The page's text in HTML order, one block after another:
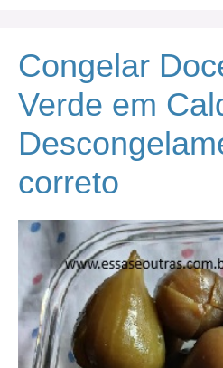
Congelar
Verde em
correto